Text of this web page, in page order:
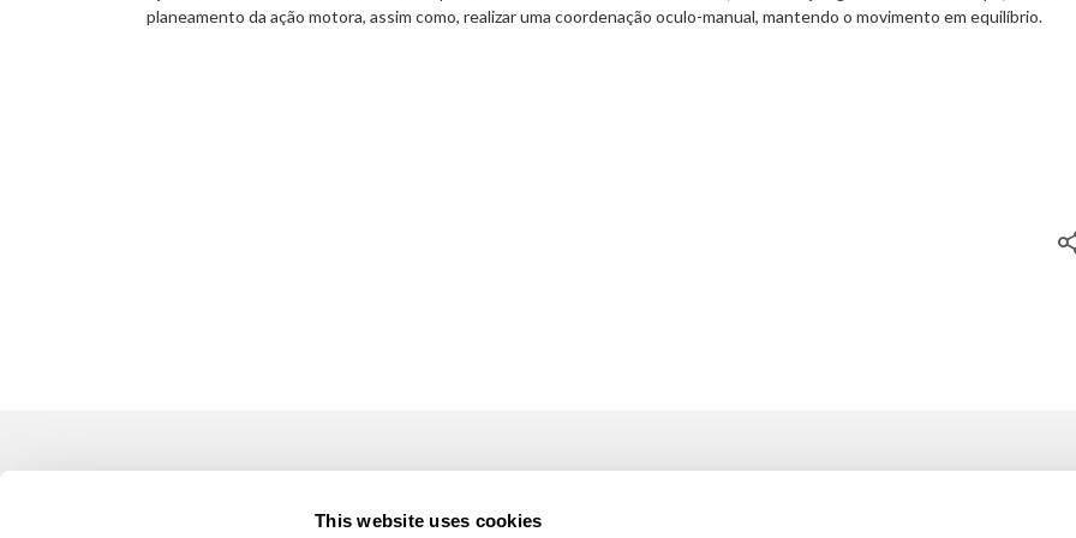
This website uses cookies
planeamento da ação motora, assim como, realizar uma coordenação oculo-manual, mantendo o movimento em equilíbrio.
Alugar Minigolfe